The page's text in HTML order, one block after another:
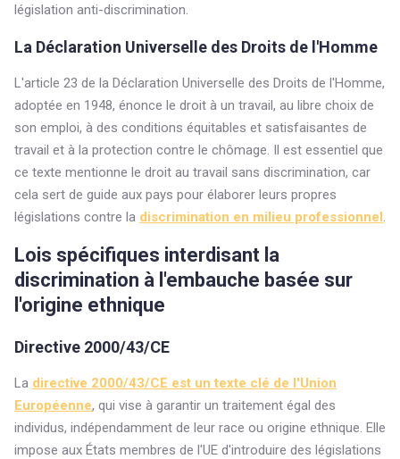
législation anti-discrimination.
La Déclaration Universelle des Droits de l'Homme
L'article 23 de la Déclaration Universelle des Droits de l'Homme,
adoptée en 1948, énonce le droit à un travail, au libre choix de
son emploi, à des conditions équitables et satisfaisantes de
travail et à la protection contre le chômage. Il est essentiel que
ce texte mentionne le droit au travail sans discrimination, car
cela sert de guide aux pays pour élaborer leurs propres
législations contre la discrimination en milieu professionnel.
Lois spécifiques interdisant la
discrimination à l'embauche basée sur
l'origine ethnique
Directive 2000/43/CE
La directive 2000/43/CE est un texte clé de l'Union
Européenne, qui vise à garantir un traitement égal des
individus, indépendamment de leur race ou origine ethnique. Elle
impose aux États membres de l'UE d'introduire des législations